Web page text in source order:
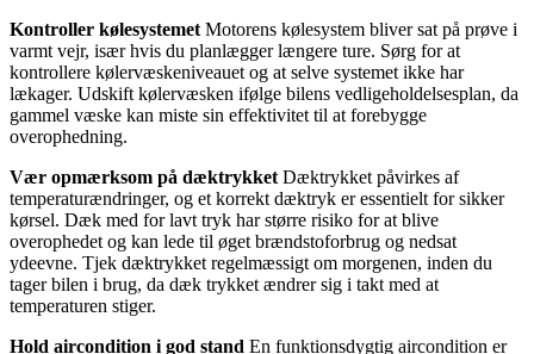
Kontroller kølesystemet Motorens kølesystem bliver sat på prøve i
varmt vejr, især hvis du planlægger længere ture. Sørg for at
kontrollere kølervæskeniveauet og at selve systemet ikke har
lækager. Udskift kølervæsken ifølge bilens vedligeholdelsesplan, da
gammel væske kan miste sin effektivitet til at forebygge
overophedning.
Vær opmærksom på dæktrykket Dæktrykket påvirkes af
temperaturændringer, og et korrekt dæktryk er essentielt for sikker
kørsel. Dæk med for lavt tryk har større risiko for at blive
overophedet og kan lede til øget brændstoforbrug og nedsat
ydeevne. Tjek dæktrykket regelmæssigt om morgenen, inden du
tager bilen i brug, da dæk trykket ændrer sig i takt med at
temperaturen stiger.
Hold aircondition i god stand En funktionsdygtig aircondition er